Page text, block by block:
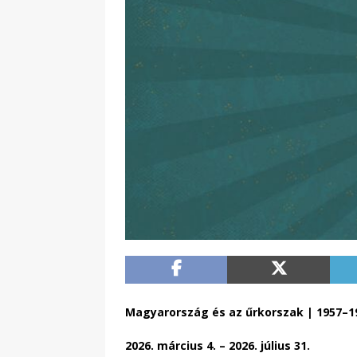
Magyarország és az űrkorszak |
2026. március 4. – 2026. július 31.